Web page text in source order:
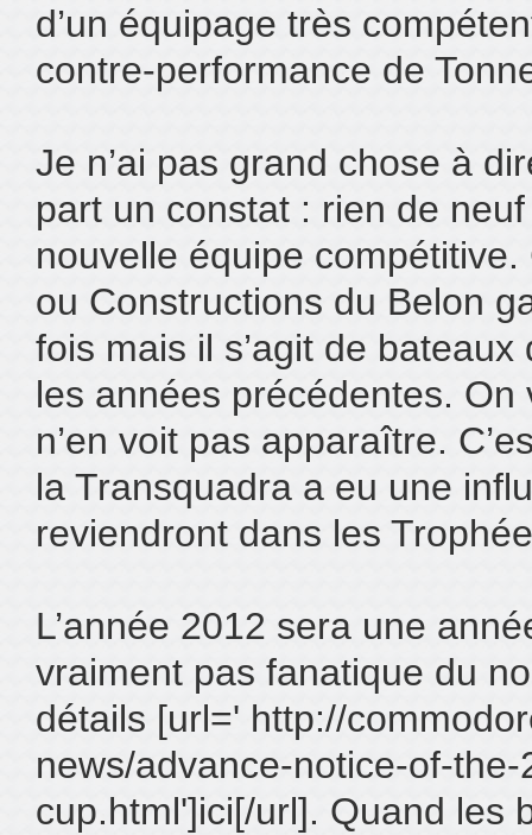
d’un équipage très
contre-performance de
Je n’ai pas grand chose à
part un constat : rien de
nouvelle équipe
ou Constructions du Belon
fois mais il s’agit de
les années précédentes.
n’en voit pas apparaître.
la Transquadra a eu une
reviendront dans les
L’année 2012 sera une
vraiment pas fanatique du
détails [url=' http://
news/advance-notice-of-
cup.html']ici[/url]. Quand les